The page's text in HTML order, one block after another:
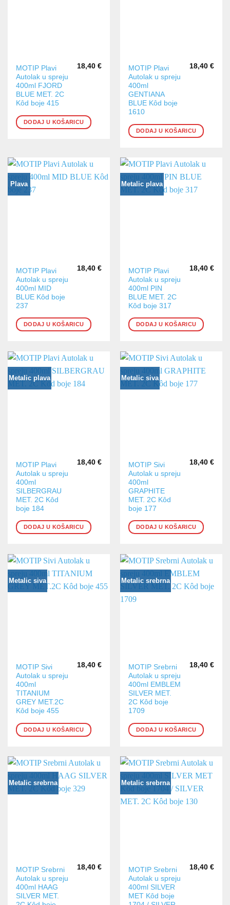
MOTIP Plavi
Autolak u spreju
400ml FJORD
BLUE MET. 2C
Kôd boje 415
18,40 €
DODAJ U KOŠARICU
MOTIP Plavi
Autolak u spreju
400ml
GENTIANA
BLUE Kôd boje
1610
18,40 €
DODAJ U KOŠARICU
Plava
MOTIP Plavi
Autolak u spreju
400ml MID
BLUE Kôd boje
237
18,40 €
DODAJ U KOŠARICU
Metalic plava
MOTIP Plavi
Autolak u spreju
400ml PIN
BLUE MET. 2C
Kôd boje 317
18,40 €
DODAJ U KOŠARICU
Metalic plava
MOTIP Plavi
Autolak u spreju
400ml
SILBERGRAU
MET. 2C Kôd
boje 184
18,40 €
DODAJ U KOŠARICU
Metalic siva
MOTIP Sivi
Autolak u spreju
400ml
GRAPHITE
MET. 2C Kôd
boje 177
18,40 €
DODAJ U KOŠARICU
Metalic siva
MOTIP Sivi
Autolak u spreju
400ml
TITANIUM
GREY MET.2C
Kôd boje 455
18,40 €
DODAJ U KOŠARICU
Metalic srebrna
MOTIP Srebrni
Autolak u spreju
400ml EMBLEM
SILVER MET.
2C Kôd boje
1709
18,40 €
DODAJ U KOŠARICU
Metalic srebrna
MOTIP Srebrni
Autolak u spreju
400ml HAAG
SILVER MET.
18,40 €
Metalic srebrna
MOTIP Srebrni
Autolak u spreju
400ml SILVER
MET Kôd boje
18,40 €